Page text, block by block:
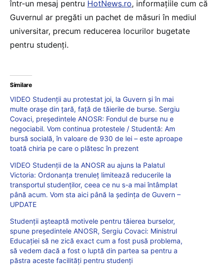
într-un mesaj pentru HotNews.ro, informațiile cum că
Guvernul ar pregăti un pachet de măsuri în mediul
universitar, precum reducerea locurilor bugetate
pentru studenți.
Similare
VIDEO Studenții au protestat joi, la Guvern și în mai
multe orașe din țară, față de tăierile de burse. Sergiu
Covaci, președintele ANOSR: Fondul de burse nu e
negociabil. Vom continua protestele / Studentă: Am
bursă socială, în valoare de 930 de lei – este aproape
toată chiria pe care o plătesc în prezent
VIDEO Studenții de la ANOSR au ajuns la Palatul
Victoria: Ordonanța trenuleț limitează reducerile la
transportul studenților, ceea ce nu s-a mai întâmplat
până acum. Vom sta aici până la ședința de Guvern –
UPDATE
Studenții așteaptă motivele pentru tăierea burselor,
spune președintele ANOSR, Sergiu Covaci: Ministrul
Educației să ne zică exact cum a fost pusă problema,
să vedem dacă a fost o luptă din partea sa pentru a
păstra aceste facilități pentru studenți